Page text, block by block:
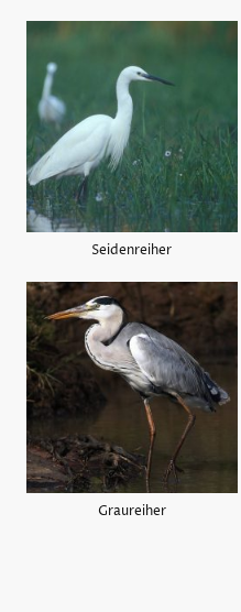
Seidenreiher
Graureiher